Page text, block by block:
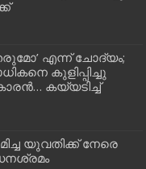
എന്ന് ചോദ്യം;
കുളിപ്പിച്ചു
കയ്യടിച്ച്
യുവതിക്ക് നേരെ